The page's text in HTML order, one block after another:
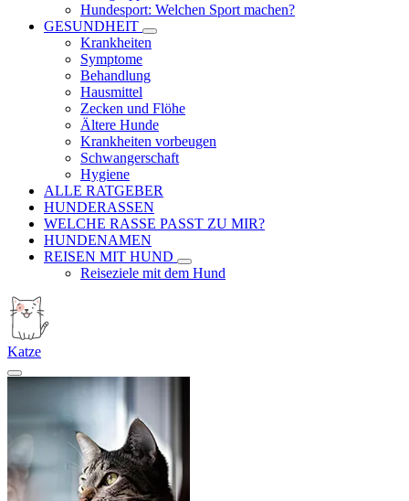
Hundesport: Welchen Sport machen?
GESUNDHEIT
Krankheiten
Symptome
Behandlung
Hausmittel
Zecken und Flöhe
Ältere Hunde
Krankheiten vorbeugen
Schwangerschaft
Hygiene
ALLE RATGEBER
HUNDERASSEN
WELCHE RASSE PASST ZU MIR?
HUNDENAMEN
REISEN MIT HUND
Reiseziele mit dem Hund
Katze